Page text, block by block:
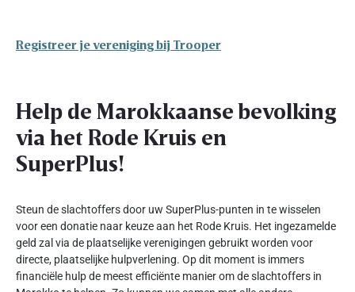
Registreer je vereniging bij Trooper
Help de Marokkaanse bevolking
via het Rode Kruis en
SuperPlus!
Steun de slachtoffers door uw SuperPlus-punten in te wisselen
voor een donatie naar keuze aan het Rode Kruis. Het ingezamelde
geld zal via de plaatselijke verenigingen gebruikt worden voor
directe, plaatselijke hulpverlening. Op dit moment is immers
financiële hulp de meest efficiënte manier om de slachtoffers in